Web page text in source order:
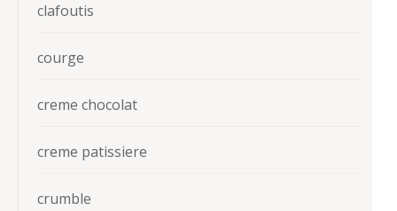
clafoutis
courge
creme chocolat
creme patissiere
crumble